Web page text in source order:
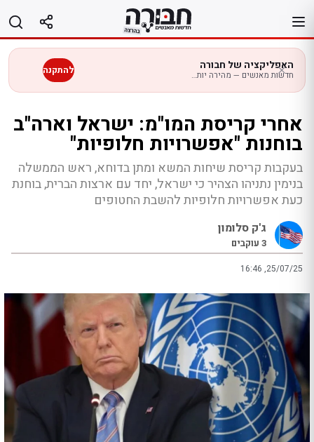
לתוכן
האפליקציה של חבורה
חדשות מאנשים — מהירה יותר בנייד להתקנה
אחרי קריסת המו"מ: ישראל וארה"ב
בוחנות "אפשרויות חלופיות"
בעקבות קריסת שיחות המשא ומתן בדוחא, ראש הממשלה
בנימין נתניהו הצהיר כי ישראל, יחד עם ארצות הברית, בוחנת
כעת אפשרויות חלופיות להשבת החטופים
ג'ק סלומון
3 עוקבים
16:46 ,25/07/25